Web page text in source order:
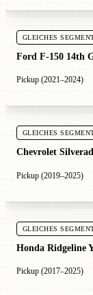
GLEICHES
Ford F-150 14th
Pickup (2021–2024)
GLEICHES
Chevrolet
Pickup (2019–2025)
GLEICHES
Honda Ridgeline
Pickup (2017–2025)